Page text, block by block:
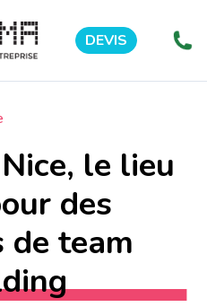
DEVIS
le lieu
des
de team